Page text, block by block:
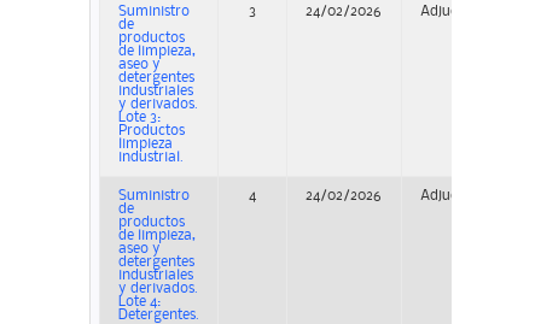
Suministro
de
productos
de limpieza,
aseo y
detergentes
industriales
y derivados.
Lote 3:
Productos
limpieza
industrial.
3 24/02/2026 Adjudicación
Suministro
de
productos
de limpieza,
aseo y
detergentes
industriales
y derivados.
Lote 4:
Detergentes.
4 24/02/2026 Adjudicación